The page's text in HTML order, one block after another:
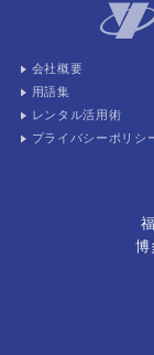
会社概要
用語集
レンタル活用術
プライバシーポリシ
博